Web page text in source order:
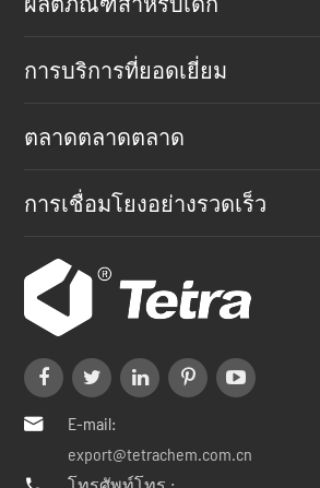
การบริการที่ยอดเยี่ยม
ตลาดตลาดตลาด
การเชื่อมโยงอย่างรวดเร็ว

E-mail:
export@tetrachem.com.cn